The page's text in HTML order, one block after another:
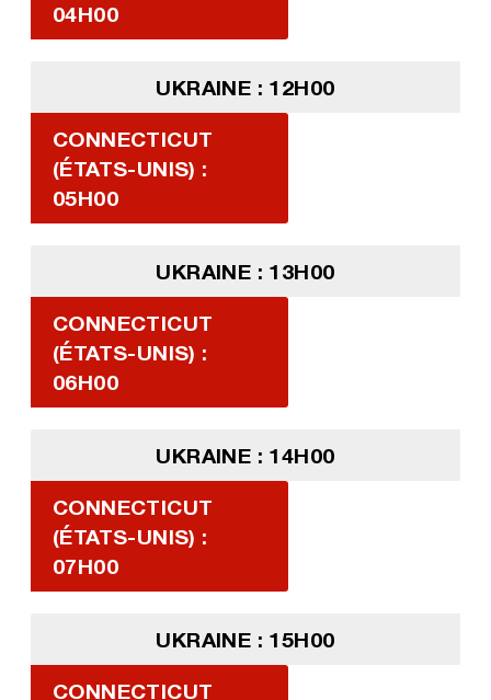
04H00
UKRAINE : 12H00
CONNECTICUT
(ÉTATS-UNIS) :
05H00
UKRAINE : 13H00
CONNECTICUT
(ÉTATS-UNIS) :
06H00
UKRAINE : 14H00
CONNECTICUT
(ÉTATS-UNIS) :
07H00
UKRAINE : 15H00
CONNECTICUT